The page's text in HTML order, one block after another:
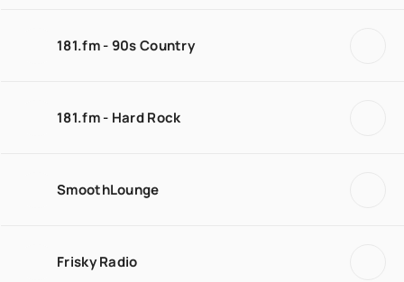
181.fm - 90s Country
181.fm - Hard Rock
SmoothLounge
Frisky Radio